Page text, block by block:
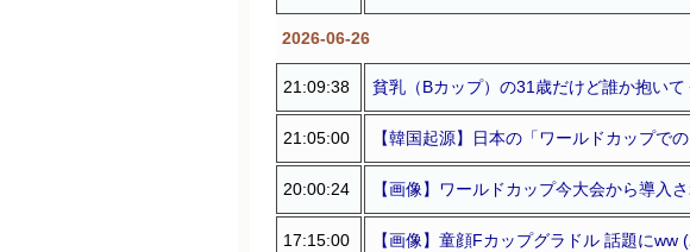
2026-06-26
21:09:38 貧乳（Bカップ）の31歳だけど誰か抱い
21:05:00 【韓国起源】日本の「ワールドカップ
20:00:24 【画像】ワールドカップ今大会から導入
17:15:00 【画像】童顔Fカップグラドル 話題にww